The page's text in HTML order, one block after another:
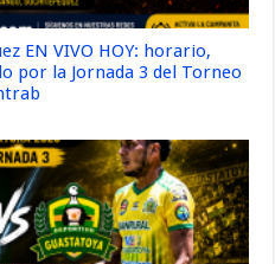
EN VIVO HOY: horario,
por la Jornada 3 del Torneo